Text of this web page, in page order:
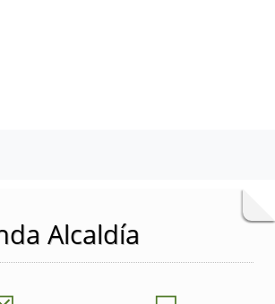
Alcaldía